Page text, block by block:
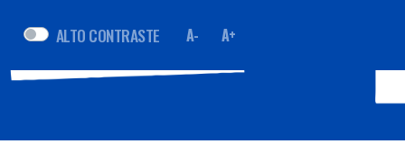
ALTO CONTRASTE A- A+